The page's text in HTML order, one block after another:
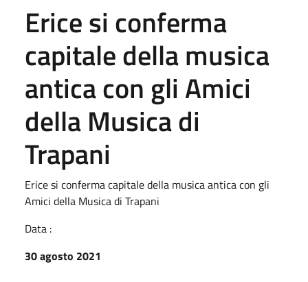
Erice si conferma
capitale della musica
antica con gli Amici
della Musica di
Trapani
Erice si conferma capitale della musica antica con gli
Amici della Musica di Trapani
Data :
30 agosto 2021